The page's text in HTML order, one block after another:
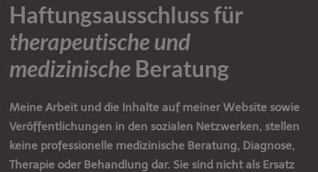
Haftungsausschluss für
therapeutische und
medizinische Beratung
Meine Arbeit und die Inhalte auf meiner Website sowie
Veröffentlichungen in den sozialen Netzwerken, stellen
keine professionelle medizinische Beratung, Diagnose,
Therapie oder Behandlung dar. Sie sind nicht als Ersatz